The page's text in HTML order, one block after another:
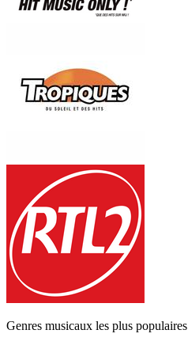
Genres musicaux les plus populaires